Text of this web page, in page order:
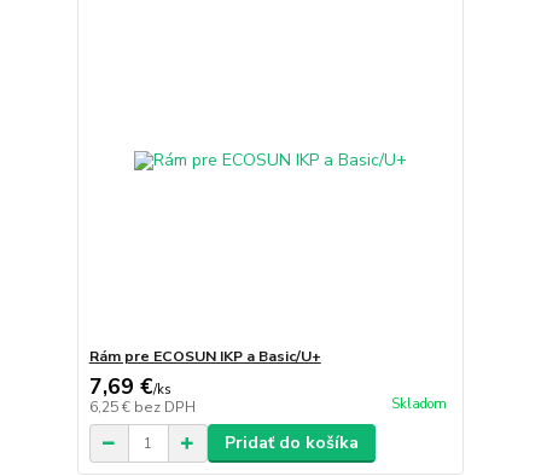
Rám pre ECOSUN IKP a Basic/U+
7,69 €/ks
6,25 € bez DPH Skladom
Pridať do košíka